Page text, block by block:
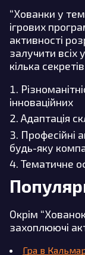
“Хованки у
ігрових
активності
залучити всіх
кілька
інноваційних
Адаптація
Професійні
будь-яку
Тематичне
Окрім
захоплюючі
Гра в